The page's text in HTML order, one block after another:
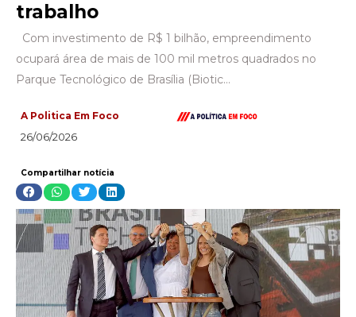
trabalho
Com investimento de R$ 1 bilhão, empreendimento
ocupará área de mais de 100 mil metros quadrados no
Parque Tecnológico de Brasília (Biotic…
A Politica Em Foco
26/06/2026
Compartilhar notícia